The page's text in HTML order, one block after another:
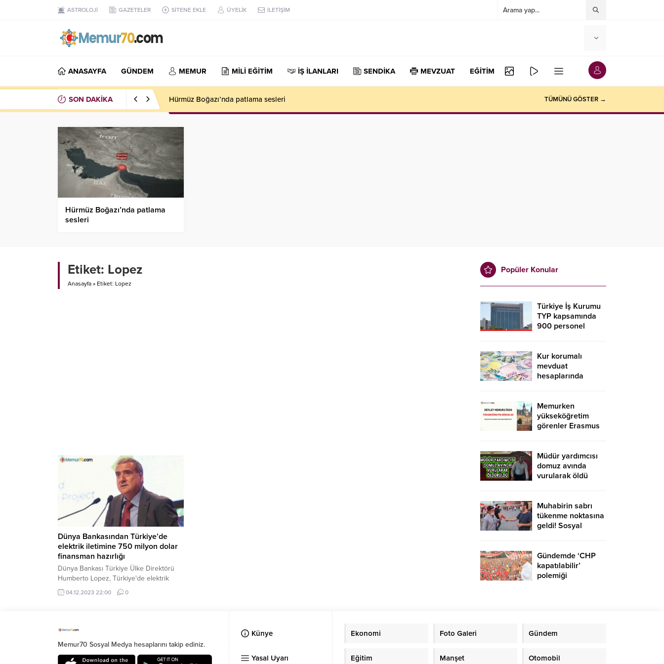
ASTROLOJİ GAZETELER SİTENE EKLE ÜYELİK İLETİŞİM
ANASAYFA GÜNDEM MEMUR MİLİ EĞİTİM İŞ İLANLARI SENDİKA MEVZUAT EĞİTİM
SON DAKİKA Hürmüz Boğazı’nda patlama sesleri TÜMÜNÜ GÖSTER →
Hürmüz Boğazı’nda patlama
sesleri
Etiket: Lopez
Anasayfa » Etiket: Lopez
Dünya Bankasından Türkiye’de
elektrik iletimine 750 milyon dolar
finansman hazırlığı
Dünya Bankası Türkiye Ülke Direktörü
Humberto Lopez, Türkiye'de elektrik
iletim alanında 750 milyon doları
bulabilecek yeni bir finansman
04.12.2023 22:00 0
Popüler Konular
Türkiye İş Kurumu
TYP kapsamında
900 personel
yapılır?
Kur korumalı
mevduat
hesaplarında
Memurken
yükseköğretim
görenler Erasmus
mi?
Müdür yardımcısı
domuz avında
vurularak öldü
Muhabirin sabrı
tükenme noktasına
geldi! Sosyal
Gündemde ‘CHP
kapatılabilir’
polemiği
Memur70 Sosyal Medya hesaplarını takip ediniz.
Künye
Yasal Uyarı
Ekonomi Foto Galeri Gündem
Eğitim Manşet Otomobil